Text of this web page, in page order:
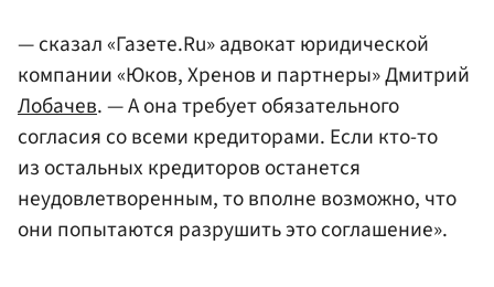
— сказал «Газете.Ru» адвокат юридической
компании «Юков, Хренов и партнеры» Дмитрий
Лобачев. — А она требует обязательного
согласия со всеми кредиторами. Если кто-то
из остальных кредиторов останется
неудовлетворенным, то вполне возможно, что
они попытаются разрушить это соглашение».